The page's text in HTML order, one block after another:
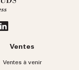
Ventes
Ventes à venir